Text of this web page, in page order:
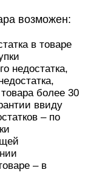
возможен:
в товаре
недостатка,
более 30
ввиду
– по
– в